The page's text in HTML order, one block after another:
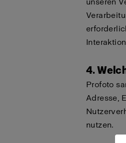
4.
Profoto
Adresse,
nutzen.